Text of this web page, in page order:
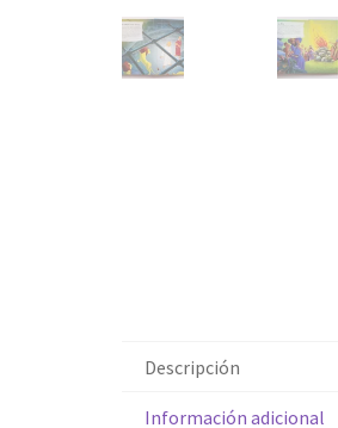
Descripción
Información adicional